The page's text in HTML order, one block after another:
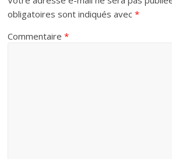
obligatoires sont indiqués avec*
Commentaire*